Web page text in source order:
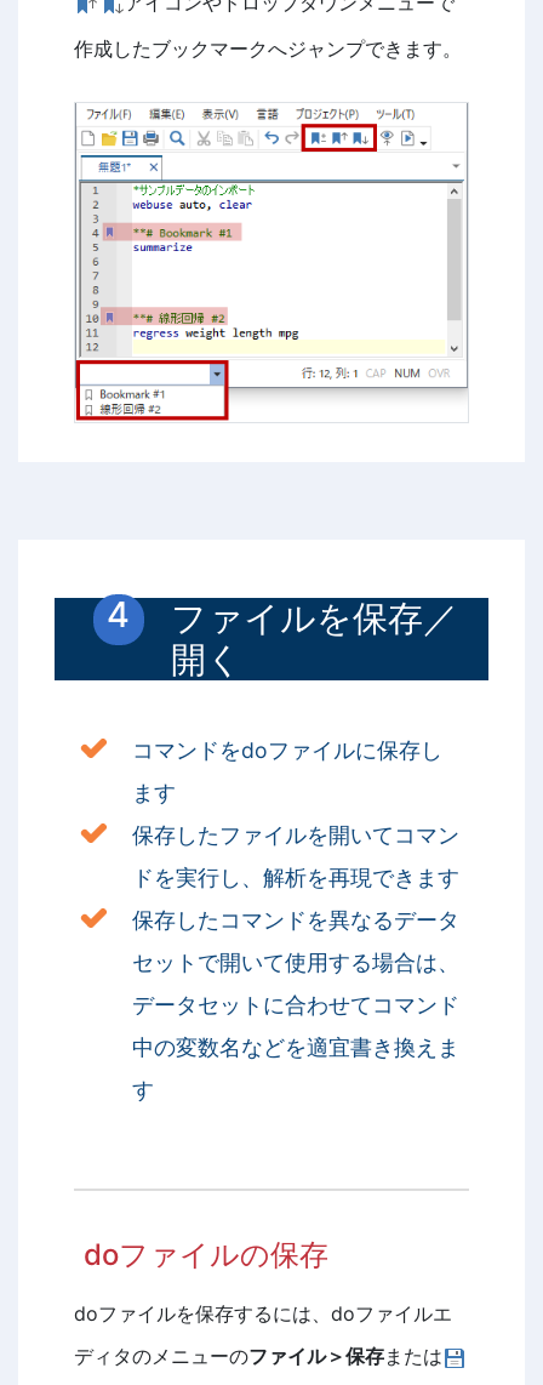
作成したブックマークへジャンプできます。
ファイルを保存／
開く
コマンドをdoファイルに保存し
ます
保存したファイルを開いてコマン
ドを実行し、解析を再現できます
保存したコマンドを異なるデータ
セットで開いて使用する場合は、
データセットに合わせてコマンド
中の変数名などを適宜書き換えま
す
doファイルの保存
doファイルを保存するには、doファイルエ
ディタのメニューのファイル＞保存または